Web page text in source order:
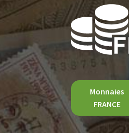
Monnaies
FRANCE